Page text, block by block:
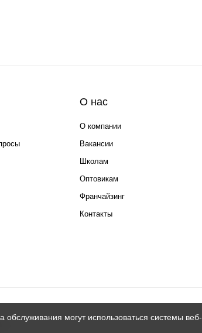
О нас
О компании
Вакансии
Школам
Оптовикам
Франчайзинг
Контакты
могут использоваться системы веб-